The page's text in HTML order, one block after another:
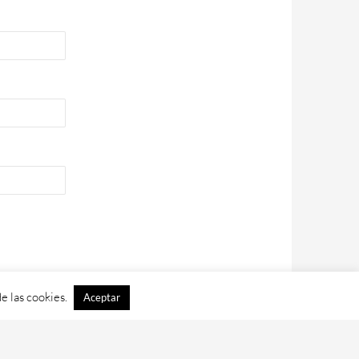
las cookies. Aceptar